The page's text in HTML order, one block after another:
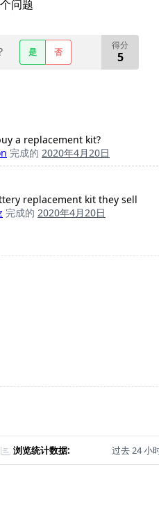
问题
是 否
得分
5
a replacement kit?
完成的2020年4月20日
replacement kit they sell
完成的2020年4月20日
浏览统计数据: 过去 24 小